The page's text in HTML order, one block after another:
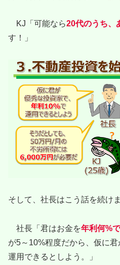
KJ「可能なら20代のうち、
す！」
そして、社長はこう話を続けま
社長「君はお金を年利何%
が5～10%程度だから、仮に
運用できるとしよう。」